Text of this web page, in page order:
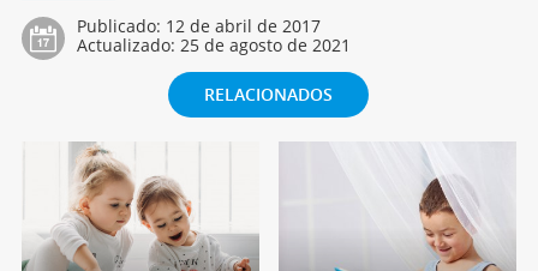
Publicado: 12 de abril de 2017
Actualizado: 25 de agosto de 2021
RELACIONADOS